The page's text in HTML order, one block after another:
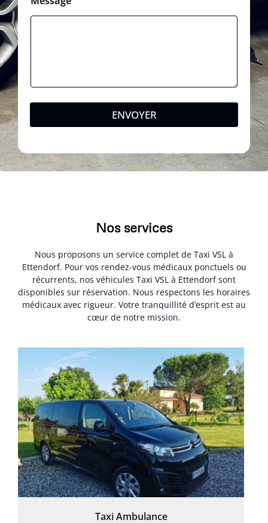
ENVOYER
Nos services
Nous proposons un service complet de Taxi VSL à
Ettendorf. Pour vos rendez-vous médicaux ponctuels ou
récurrents, nos véhicules Taxi VSL à Ettendorf sont
disponibles sur réservation. Nous respectons les horaires
médicaux avec rigueur. Votre tranquillité d’esprit est au
cœur de notre mission.
Taxi Ambulance